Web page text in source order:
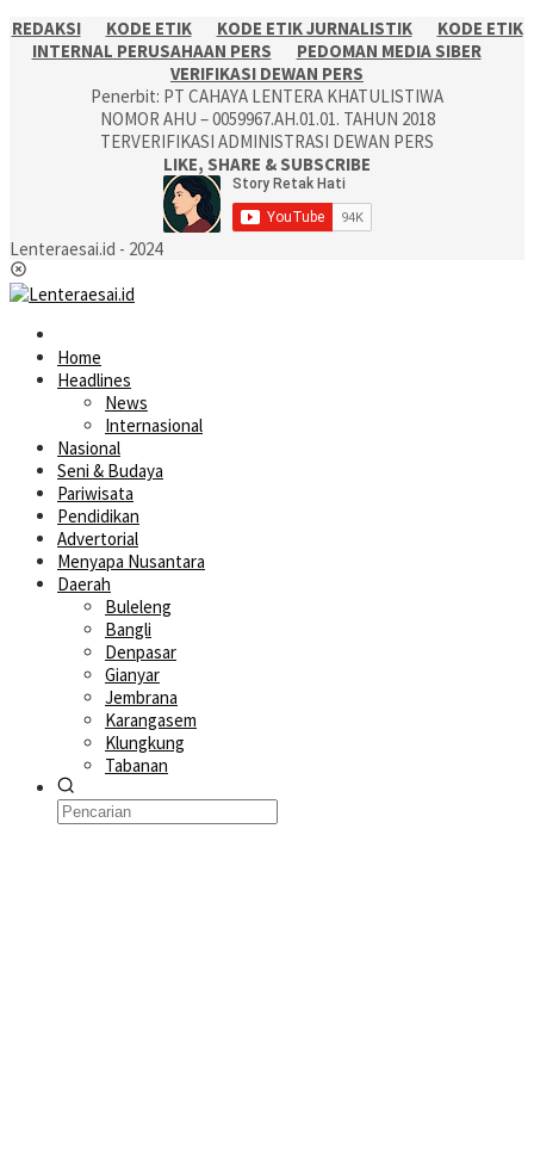
REDAKSI
KODE ETIK KODE ETIK JURNALISTIK
KODE ETIK
INTERNAL PERUSAHAAN PERS
PEDOMAN MEDIA SIBER
VERIFIKASI DEWAN PERS
Penerbit: PT CAHAYA LENTERA KHATULISTIWA
NOMOR AHU – 0059967.AH.01.01. TAHUN 2018
TERVERIFIKASI ADMINISTRASI DEWAN PERS
LIKE, SHARE & SUBSCRIBE
Lenteraesai.id - 2024
Home
Headlines
News
Internasional
Nasional
Seni & Budaya
Pariwisata
Pendidikan
Advertorial
Menyapa Nusantara
Daerah
Buleleng
Bangli
Denpasar
Gianyar
Jembrana
Karangasem
Klungkung
Tabanan